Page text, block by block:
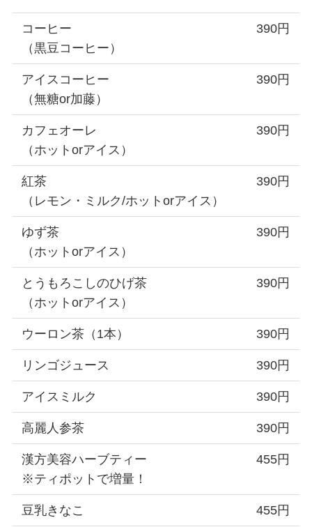
コーヒー
（黒豆コーヒー）
390円
アイスコーヒー
（無糖or加藤）
390円
カフェオーレ
（ホットorアイス）
390円
紅茶
（レモン・ミルク/ホットorアイス）
390円
ゆず茶
（ホットorアイス）
390円
とうもろこしのひげ茶
（ホットorアイス）
390円
ウーロン茶（1本） 390円
リンゴジュース 390円
アイスミルク 390円
高麗人参茶 390円
漢方美容ハーブティー
※ティポットで増量！
455円
豆乳きなこ 455円